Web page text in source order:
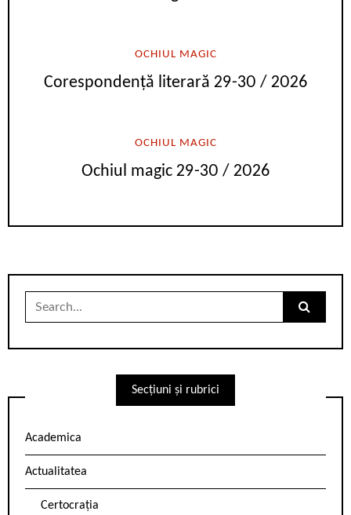
OCHIUL MAGIC
Corespondență literară 29-30 / 2026
OCHIUL MAGIC
Ochiul magic 29-30 / 2026
Search
Secțiuni și rubrici
Academica
Actualitatea
Certocrația